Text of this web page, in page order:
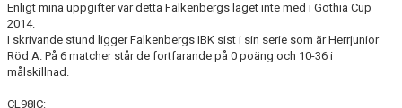
MEDLEMSSKAP
BILDGALLERI
DATASKYDD
Enligt mina uppgifter var detta Falkenbergs laget inte med i Gothia Cup
2014.
I skrivande stund ligger Falkenbergs IBK sist i sin serie som är Herrjunior
Röd A. På 6 matcher står de fortfarande på 0 poäng och 10-36 i
målskillnad.
CL98IC: